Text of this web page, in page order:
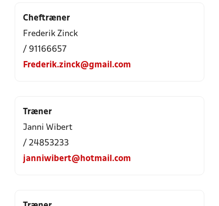
Cheftræner
Frederik Zinck
/ 91166657
Frederik.zinck@gmail.com
Træner
Janni Wibert
/ 24853233
janniwibert@hotmail.com